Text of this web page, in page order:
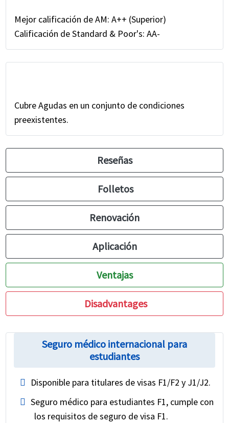
Mejor calificación de AM: A++ (Superior)
Calificación de Standard & Poor's: AA-
Cubre Agudas en un conjunto de condiciones
preexistentes.
Reseñas
Folletos
Renovación
Aplicación
Ventajas
Disadvantages
Seguro médico internacional para
estudiantes
Disponible para titulares de visas F1/F2 y J1/J2.
Seguro médico para estudiantes F1, cumple con
los requisitos de seguro de visa F1.